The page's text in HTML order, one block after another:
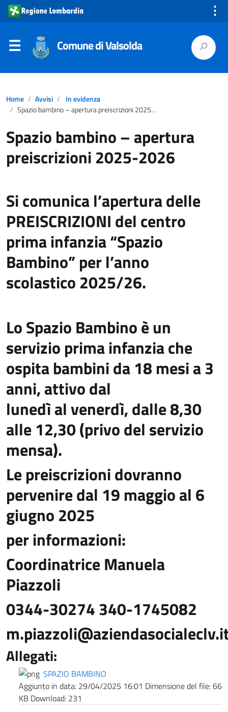
⋮
Comune di Valsolda
Home Avvisi
In evidenza
Spazio bambino – apertura preiscrizioni 2025-2026
Spazio bambino – apertura
preiscrizioni 2025-2026
Si comunica l’apertura delle
PREISCRIZIONI del centro
prima infanzia “Spazio
Bambino” per l’anno
scolastico 2025/26.
Lo Spazio Bambino è un
servizio prima infanzia che
ospita bambini da 18 mesi a 3
anni, attivo dal
lunedì al venerdì, dalle 8,30
alle 12,30 (privo del servizio
mensa).
Le preiscrizioni dovranno
pervenire dal 19 maggio al 6
giugno 2025
per informazioni:
Coordinatrice Manuela
Piazzoli
0344-30274 340-1745082
Allegati:
SPAZIO BAMBINO
Aggiunto in data: 29/04/2025 16:01 Dimensione del file:66
KB Download: 231